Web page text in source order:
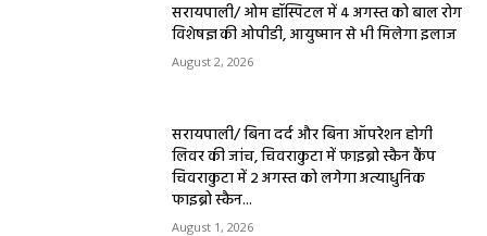
सरायपाली/ ओम हॉस्पिटल में 4 अगस्त को बाल रोग
विशेषज्ञ की ओपीडी, आयुष्मान से भी मिलेगा इलाज
August 2, 2026
सरायपाली/ बिना दर्द और बिना ऑपरेशन होगी
लिवर की जांच, चिवराकुटा में फाइब्रो स्कैन कैंप
चिवराकुटा में 2 अगस्त को लगेगा अत्याधुनिक
फाइब्रो स्कैन...
August 1, 2026